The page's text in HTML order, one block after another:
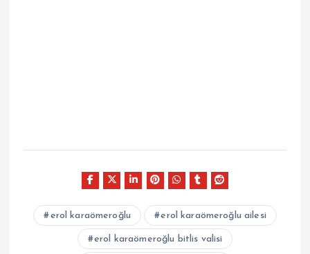
erol karaömeroğlu erol karaömeroğlu ailesi
erol karaömeroğlu bitlis valisi